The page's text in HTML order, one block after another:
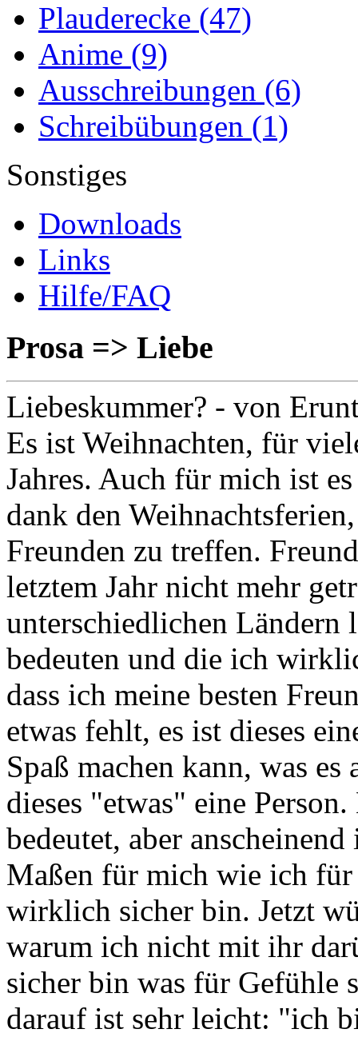
Plauderecke (47)
Anime (9)
Ausschreibungen (6)
Schreibübungen (1)
Sonstiges
Downloads
Links
Hilfe/FAQ
Prosa => Liebe
Liebeskummer? - von
Es ist Weihnachten, für
Jahres. Auch für mich ist
dank den
Freunden zu treffen.
letztem Jahr nicht mehr
unterschiedlichen Ländern
bedeuten und die ich
dass ich meine besten
etwas fehlt, es ist dieses
Spaß machen kann, was
dieses "etwas" eine
bedeutet, aber
Maßen für mich wie ich
wirklich sicher bin. Jetzt
warum ich nicht mit ihr
sicher bin was für Gefühle
darauf ist sehr leicht: "ich